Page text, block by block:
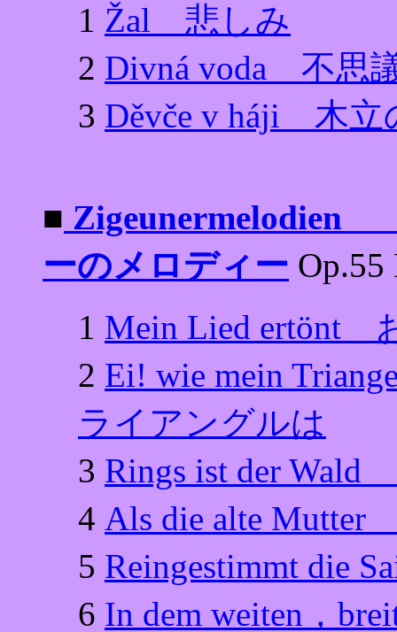
1 Žal 悲しみ
2 Divná voda 不思
3 Děvče v háji 木立
■ Zigeunermelodien
ーのメロディー
1 Mein Lied ertönt
2 Ei! wie mein
ライアングルは
3 Rings ist der
4 Als die alte
5 Reingestimmt die
6 In dem weiten，